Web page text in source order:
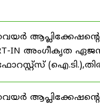
ആപ്ലിക്കേഷന്റെ
IN അംഗീകൃത
ആപ്ലിക്കേഷന്റെ